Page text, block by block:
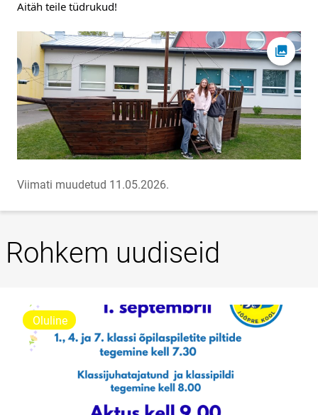
Aitäh teile tüdrukud!
Ava
Viimati muudetud 11.05.2026.
Rohkem uudiseid
Oluline